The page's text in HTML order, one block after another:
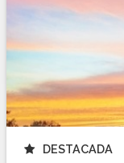
DESTACADA